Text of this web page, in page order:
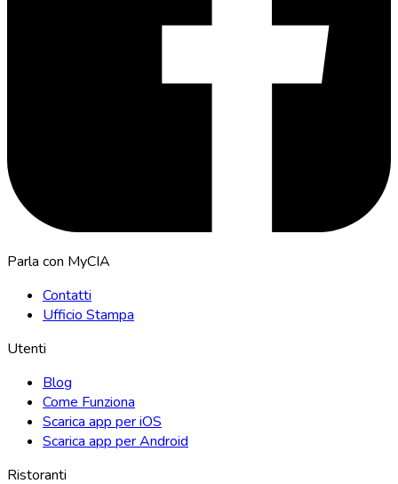
Parla con MyCIA
Contatti
Ufficio Stampa
Utenti
Blog
Come Funziona
Scarica app per iOS
Scarica app per Android
Ristoranti